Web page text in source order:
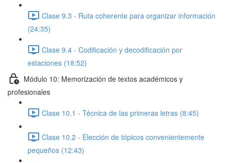
Clase 9.3 - Ruta coherente para organizar información
(24:35)
Clase 9.4 - Codificación y decodificación por
estaciones (18:52)
Módulo 10: Memorización de textos académicos y
profesionales
Clase 10.1 - Técnica de las primeras letras (8:45)
Clase 10.2 - Elección de tópicos convenientemente
pequeños (12:43)